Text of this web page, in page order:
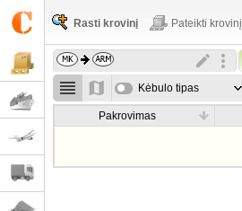
Rasti krovinį Pateikti krovinį
Kėbulo tipas
Pakrovimas